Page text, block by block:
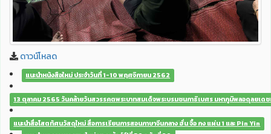
ดาวน์โหลด
แนะนำหนังสือใหม่ ประจำวันที่ 1-10 พฤศจิกายน 2562
13 ตุลาคม 2565 วันคล้ายวันสวรรคตพระบาทสมเด็จพระบรมชนกาธิเบศร มหาภูมิพลอดุลยเด
แนะนำสื่อโสตทัศนวัสดุใหม่ สื่อการเรียนการสอนภาษาจีนกลาง ฮั่น จื้อ กง แผ่น 1 และ Pin Yin